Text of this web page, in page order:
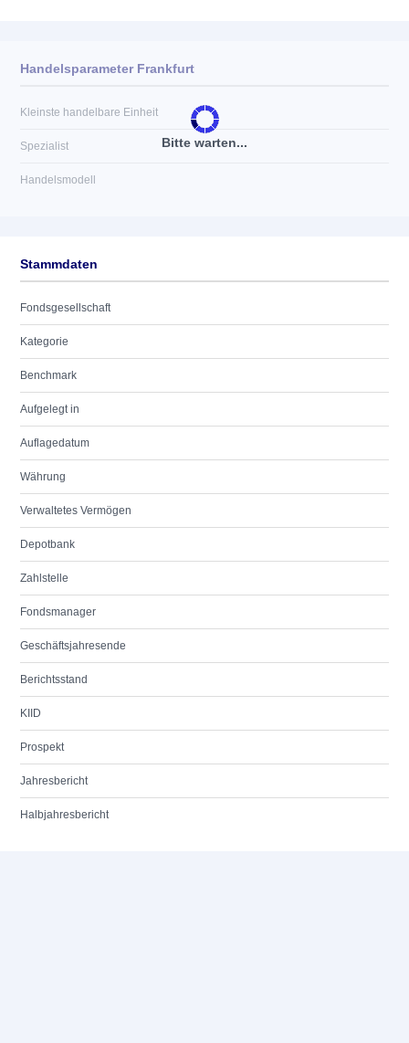
Bitte warten...
Handelsparameter Frankfurt
Kleinste handelbare Einheit
Spezialist
Handelsmodell
Stammdaten
Fondsgesellschaft
Kategorie
Benchmark
Aufgelegt in
Auflagedatum
Währung
Verwaltetes Vermögen
Depotbank
Zahlstelle
Fondsmanager
Geschäftsjahresende
Berichtsstand
KIID
Prospekt
Jahresbericht
Halbjahresbericht